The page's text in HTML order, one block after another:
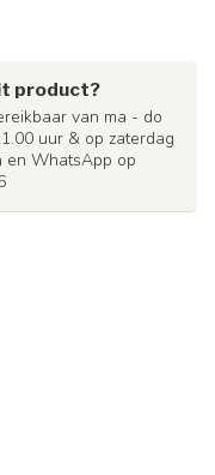
product?
van ma - do
uur & op zaterdag
en WhatsApp op